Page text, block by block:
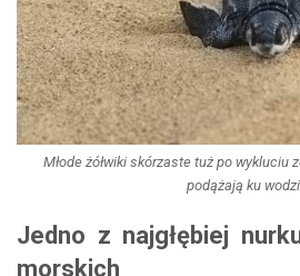
Młode żółwiki skórzaste tuż po wykluciu
podążają ku
Jedno z najgłębiej
morskich